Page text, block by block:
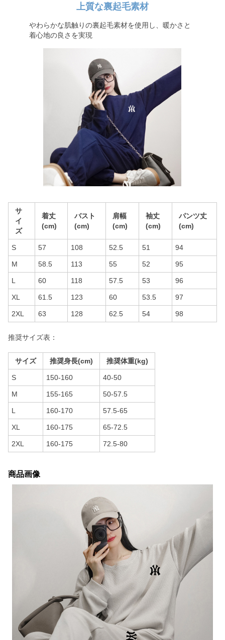
上質な裏起毛素材
やわらかな肌触りの裏起毛素材を使用し、暖かさと
着心地の良さを実現
サ
イ
ズ
着丈
(cm)
バスト
(cm)
肩幅
(cm)
袖丈
(cm)
パンツ丈
(cm)
S 57 108 52.5 51 94
M 58.5 113 55 52 95
L 60 118 57.5 53 96
XL 61.5 123 60 53.5 97
2XL 63 128 62.5 54 98
推奨サイズ表：
サイズ 推奨身長(cm) 推奨体重(kg)
S 150-160 40-50
M 155-165 50-57.5
L 160-170 57.5-65
XL 160-175 65-72.5
2XL 160-175 72.5-80
商品画像